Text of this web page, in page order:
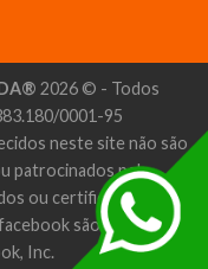
2026 © - Todos
0001-95
neste site não são
patrocinados pelo
ou certificados pelo
são marcas
Inc.